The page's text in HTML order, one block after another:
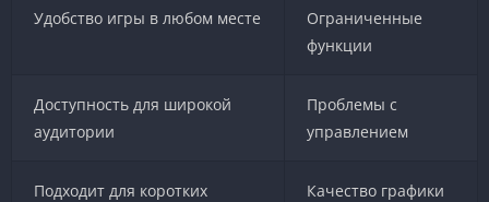
Удобство игры в любом месте
Ограниченные
функции
Доступность для широкой
аудитории
Проблемы с
управлением
Подходит для коротких
Качество графики